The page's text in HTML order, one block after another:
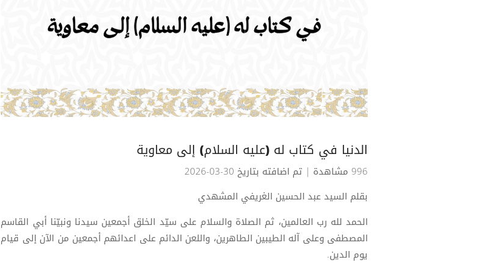
الدنيا في كتاب له (عليه السلام) إلى معاوية
996 مشاهدة
| تم اضافته بتاريخ 30-03-2026
بقلم السيد عبد الحسين الغريفي المشهدي
الحمد لله رب العالمين، ثم الصلاة والسلام على سيّد الخلق أجمعين سيدنا ونبيّنا أبي القاسم
المصطفى وعلى آله الطيبين الطاهرين، واللعن الدائم على اعدائهم أجمعين من الآن إلى قيام
يوم الدين.